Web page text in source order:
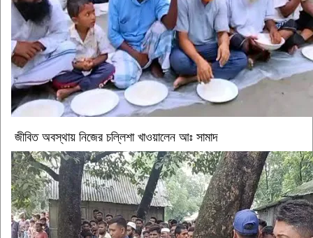
জীবিত অবস্থায় নিজের চল্লিশা খাওয়ালেন আঃ সামাদ